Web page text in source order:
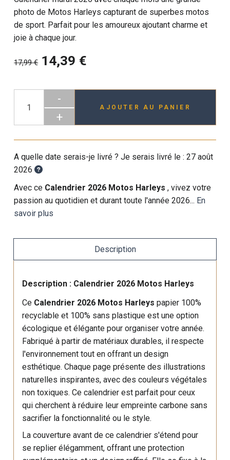
photo de Motos Harleys capturant de superbes motos
de sport. Parfait pour les amoureux ajoutant charme et
joie à chaque jour.
17,99 € 14,39 €
-
+
AJOUTER AU PANIER
A quelle date serais-je livré ? Je serais livré le :27 août
2026
Avec ce Calendrier 2026 Motos Harleys, vivez votre
passion au quotidien et durant toute l'année 2026... En
savoir plus
Description
Description : Calendrier 2026 Motos Harleys
Ce Calendrier 2026 Motos Harleyspapier 100%
recyclable et 100% sans plastique est une option
écologique et élégante pour organiser votre année.
Fabriqué à partir de matériaux durables, il respecte
l'environnement tout en offrant un design
esthétique. Chaque page présente des illustrations
naturelles inspirantes, avec des couleurs végétales
non toxiques. Ce calendrier est parfait pour ceux
qui cherchent à réduire leur empreinte carbone sans
sacrifier la fonctionnalité ou le style.
La couverture avant de ce calendrier s'étend pour
se replier élégamment, offrant une protection